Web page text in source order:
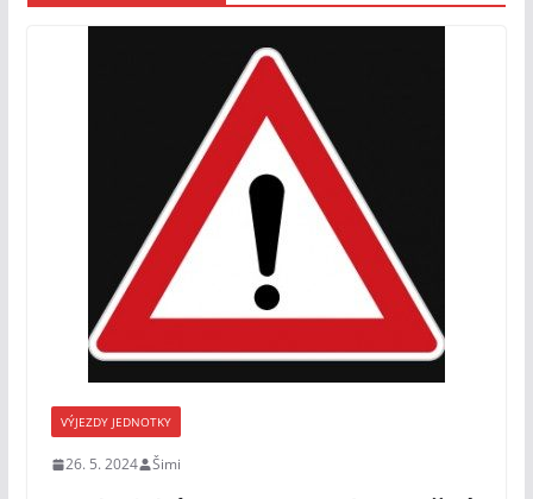
VÝJEZDY JEDNOTKY
26. 5. 2024 Šimi